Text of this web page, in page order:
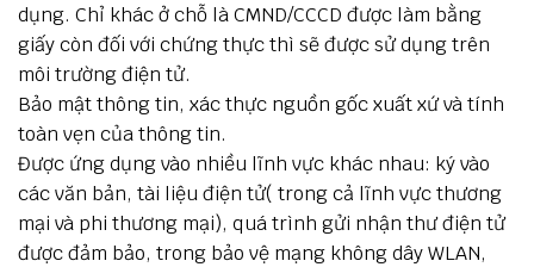
dụng. Chỉ khác ở chỗ là CMND/CCCD được làm bằng
giấy còn đối với chứng thực thì sẽ được sử dụng trên
môi trường điện tử.
Bảo mật thông tin, xác thực nguồn gốc xuất xứ và tính
toàn vẹn của thông tin.
Được ứng dụng vào nhiều lĩnh vực khác nhau: ký vào
các văn bản, tài liệu điện tử( trong cả lĩnh vực thương
mại và phi thương mại), quá trình gửi nhận thư điện tử
được đảm bảo, trong bảo vệ mạng không dây WLAN,